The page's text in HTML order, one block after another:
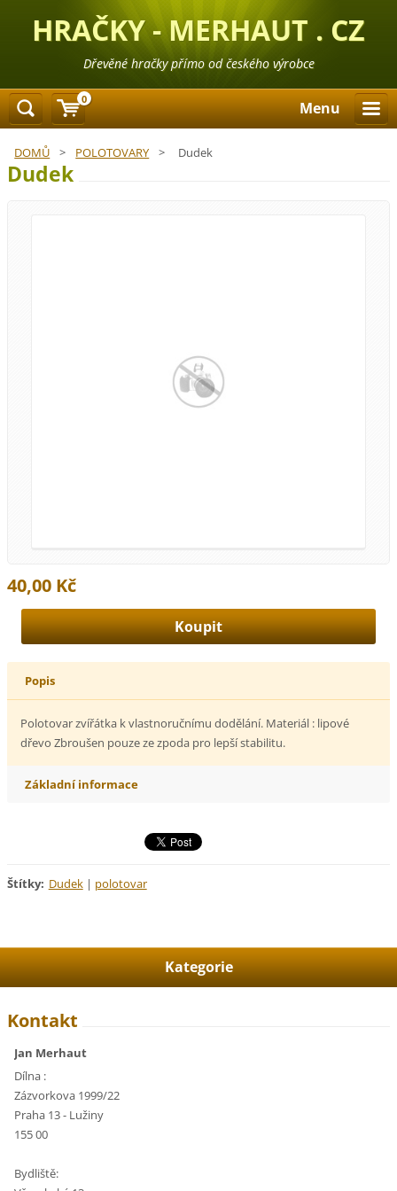
HRAČKY - MERHAUT . CZ
Dřevěné hračky přímo od českého výrobce
Menu
DOMŮ > POLOTOVARY > Dudek
Dudek
40,00 Kč
Popis
Polotovar zvířátka k vlastnoručnímu dodělání. Materiál : lipové
dřevo Zbroušen pouze ze zpoda pro lepší stabilitu.
Základní informace
Štítky: Dudek | polotovar
Kategorie
Kontakt
Jan Merhaut
Dílna :
Zázvorkova 1999/22
Praha 13 - Lužiny
155 00
Bydliště:
0